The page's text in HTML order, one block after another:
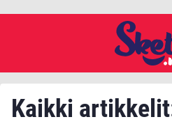
Kaikki